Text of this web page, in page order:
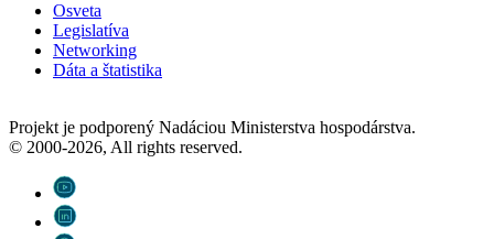
Osveta
Legislatíva
Networking
Dáta a štatistika
Projekt je podporený Nadáciou Ministerstva hospodárstva.
© 2000-2026, All rights reserved.